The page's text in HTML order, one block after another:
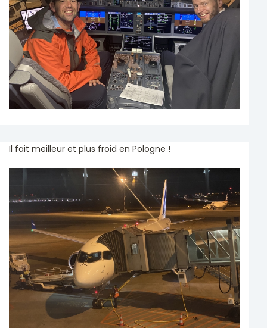
Il fait meilleur et plus froid en Pologne !